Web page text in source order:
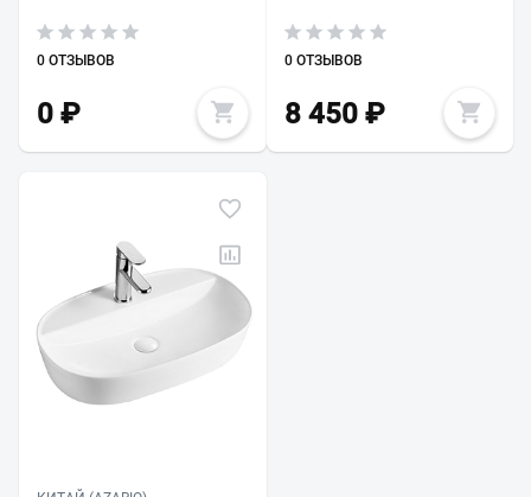
0 ОТЗЫВОВ
0 ₽
0 ОТЗЫВОВ
8 450₽